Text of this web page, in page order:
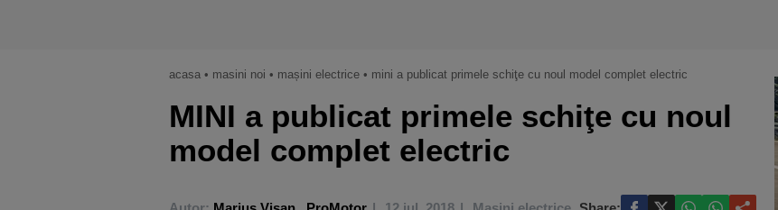
acasa • masini noi • mașini electrice • mini a publicat primele schiţe cu noul model complet electric
MINI a publicat primele schiţe cu noul
model complet electric